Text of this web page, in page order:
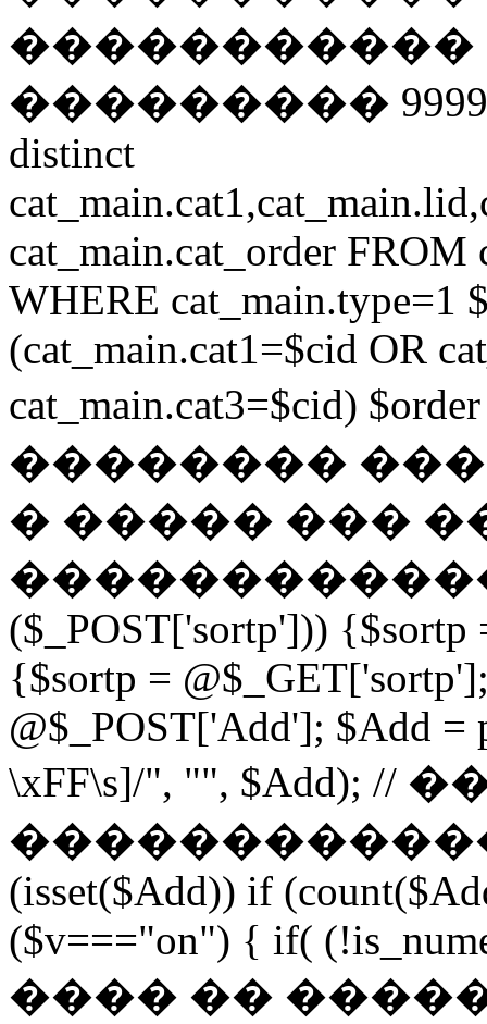
�����������
��������� 9999 // if
distinct
cat_main.cat_order
WHERE cat_main.type=1
(cat_main.cat1=$cid OR
cat_main.cat3=$cid)
��������
� ����� ���
������������ if
($_POST['sortp'])) {$sortp
{$sortp =
@$_POST['Add']; $Add =
\xFF\s]/", "",
(isset($Add)) if
($v==="on") { if(
���� ��